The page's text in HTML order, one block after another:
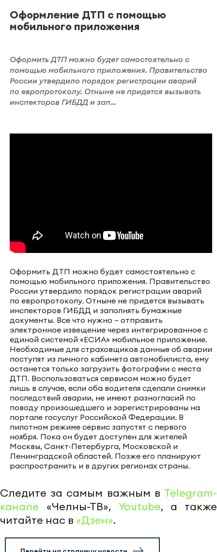
Оформление ДТП с помощью
мобильного приложения
Оформить ДТП можно будет самостоятельно с
помощью мобильного приложения. Правительство
России утвердило порядок регистрации аварий
по европротоколу. Отныне не придется вызывать
инспекторов ГИБДД и зап...
Оформить ДТП можно будет самостоятельно с
помощью мобильного приложения. Правительство
России утвердило порядок регистрации аварий
по европротоколу. Отныне не придется вызывать
инспекторов ГИБДД и заполнять бумажные
документы. Все что нужно – отправить
электронное извещение через интегрированное с
единой системой «ЕСИА» мобильное приложение.
Необходимые для страховщиков данные об аварии
поступят из личного кабинета автомобилиста, ему
останется только загрузить фотографии с места
ДТП. Воспользоваться сервисом можно будет
лишь в случае, если оба водителя сделали снимки
последствий аварии, не имеют разногласий по
поводу произошедшего и зарегистрированы на
портале госуслуг Российской Федерации. В
пилотном режиме сервис запустят с первого
ноября. Пока он будет доступен для жителей
Москвы, Санкт-Петербурга, Московской и
Ленинградской областей. Позже его планируют
распространить и в других регионах страны.
Следите за самым важным в Telegram-
канале «Челны-ТВ», Youtube, а также
читайте нас в «Дзен».